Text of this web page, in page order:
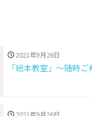
2021年9月26日
「絵本教室」～随時